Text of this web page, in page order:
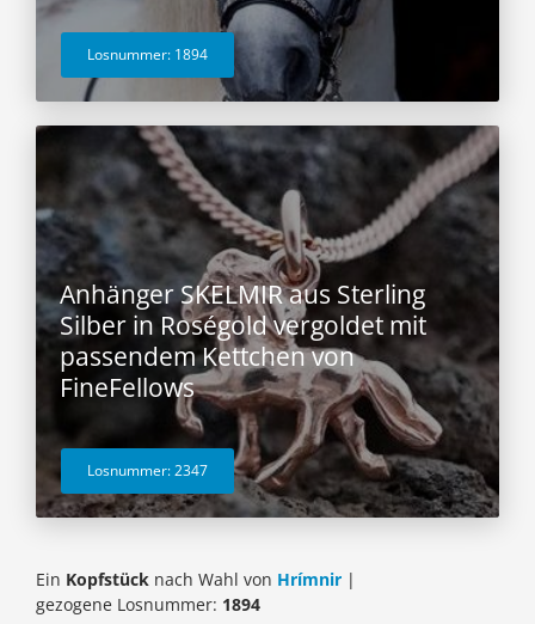
Losnummer: 1894
Anhänger SKELMIR aus Sterling
Silber in Roségold vergoldet mit
passendem Kettchen von
FineFellows
Losnummer: 2347
Ein Kopfstück nach Wahl von Hrímnir |
gezogene Losnummer: 1894